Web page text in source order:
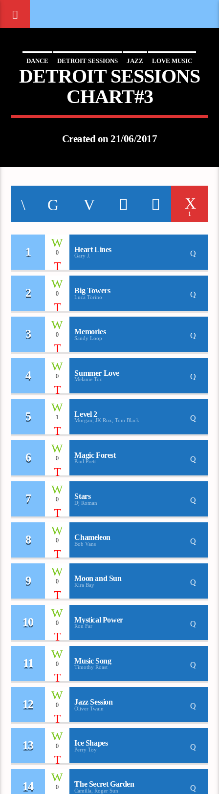
DANCE DETROIT SESSIONS JAZZ LOVE MUSIC
SPRING CHART
DETROIT SESSIONS
CHART#3
Created on 21/06/2017
1
1 0 Heart Lines
Gary J.
2 0 Big Towers
Luca Torino
3 0 Memories
Sandy Loop
4 0 Summer Love
Melanie Toc
5 1 Level 2
Morgan, JK Rox, Tom Black
6 0 Magic Forest
Paul Prett
7 0 Stars
Dj Roman
8 0 Chameleon
Bob Vans
9 0 Moon and Sun
Kira Bay
10 0 Mystical Power
Ron Far
11 0 Music Song
Timothy Roast
12 0 Jazz Session
Oliver Twain
13 0 Ice Shapes
Perry Toy
14 0 The Secret Garden
Camilla, Roger Sun